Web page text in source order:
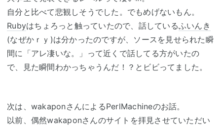
自分と比べて悲観しそうでした。でもめげないもん。
Rubyはちょろっと触っていたので、話しているふいんき
(なぜかｒｙ)は分かったのですが、ソースを見せられた瞬
間に「アレ凄いな。」って近くで話してる方がいたの
で、見た瞬間わかっちゃうんだ！？とビビってました。
次は、wakaponさんによるPerlMachineのお話。
以前、偶然wakaponさんのサイトを拝見させていただい